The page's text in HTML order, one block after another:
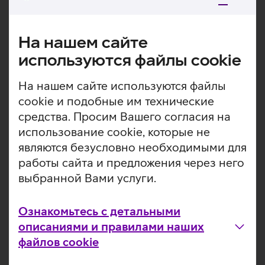
На нашем сайте
используются файлы cookie
На нашем сайте используются файлы
cookie и подобные им технические
средства. Просим Вашего согласия на
использование cookie, которые не
являются безусловно необходимыми для
работы сайта и предложения через него
выбранной Вами услуги.
Ознакомьтесь с детальными
описаниями и правилами наших
файлов cookie
Ремешок для часов из мягкого текстиля удобен, прочен
жизни и повседневного ношения. Ремешок из
высококачественного трикотажного нейлона легкий,
дышащий и приятный для кожи, обеспечивает
ношении. Хорошая воздухопроницаемость помогает
предотвратить потоотделение, поэтому этот ремешок
особенно хорош для занятий спортом и физических
упражнений. Регулируемая застежка-липучка
позволяет быстро и точно подогнать ремешок,
обеспечивая надежную и удобную посадку на запястьях
разных размеров.
Подходит для моделей Apple Watch Ultra/Ultra
Подходит для окружности запястья 16–21 см.